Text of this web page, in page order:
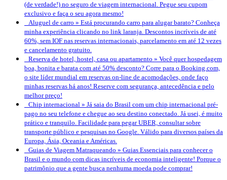
(de verdade!) no seguro de viagem internacional. Pegue seu cupom
exclusivo e faça o seu agora mesmo!
Aluguel de carro » Está procurando carro para alugar barato? Conheça
minha experiência clicando no link laranja. Descontos incríveis de até
60%, sem IOF nas reservas internacionais, parcelamento em até 12 vezes
e cancelamento gratuito.
Reserva de hotel, hostel, casa ou apartamento » Você quer hospedagem
boa, bonita e barata com até 50% desconto? Corre para o Booking.com,
o site líder mundial em reservas on-line de acomodações, onde faço
minhas reservas há anos! Reserve com segurança, antecedência e pelo
melhor preço!
Chip internacional » Já saia do Brasil com um chip internacional pré-
pago no seu telefone e chegue ao seu destino conectado. Já usei, é muito
prático e tranquilo. Facilidade para pegar UBER, consultar sobre
transporte público e pesquisas no Google. Válido para diversos países da
Europa, Ásia, Oceania e Américas.
Guias de Viagem Matraqueando » Guias Essenciais para conhecer o
Brasil e o mundo com dicas incríveis de economia inteligente! Porque o
patrimônio que a gente busca nenhuma moeda pode comprar!